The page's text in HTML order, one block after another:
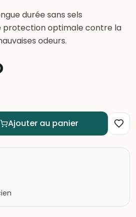
durée sans sels
protection optimale contre la
odeurs.
Ajouter au panier